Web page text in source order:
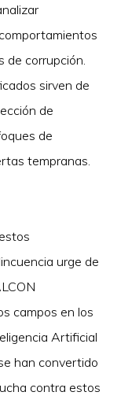
de corrupción.
sirven de
de
de
tempranas.
urge de
campos en los
Artificial
han convertido
contra estos